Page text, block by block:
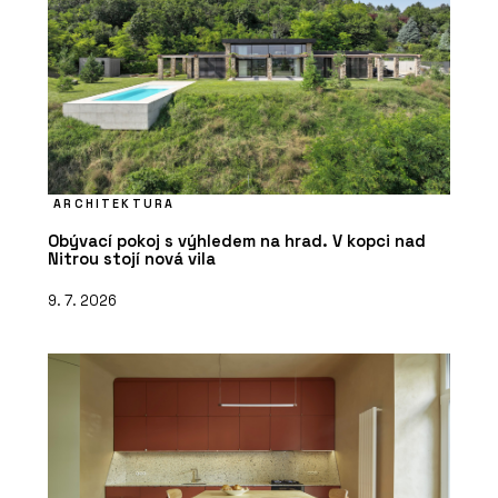
PRODUKTY
Baxter - KONSEPTI
ARCHITEKTURA
Obývací pokoj s výhledem na hrad. V kopci nad
Nitrou stojí nová vila
9. 7. 2026